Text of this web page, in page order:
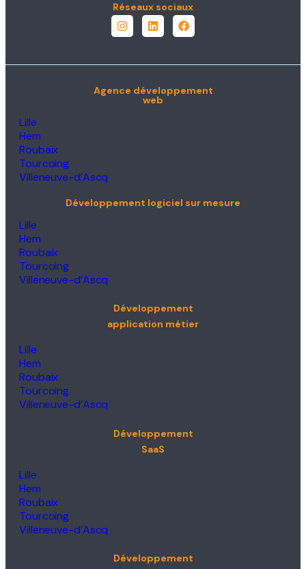
Réseaux sociaux
Agence développement
web
Lille
Hem
Roubaix
Tourcoing
Villeneuve-d’Ascq
Développement logiciel sur mesure
Lille
Hem
Roubaix
Tourcoing
Villeneuve-d’Ascq
Développement
application métier
Lille
Hem
Roubaix
Tourcoing
Villeneuve-d’Ascq
Développement
SaaS
Lille
Hem
Roubaix
Tourcoing
Villeneuve-d’Ascq
Développement